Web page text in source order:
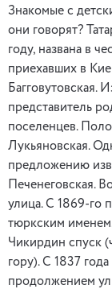
Знакомые с
они говорят?
году, названа в
приехавших в
Багговутовская.
представитель
поселенцев.
Лукьяновская.
предложению
Печенеговская.
улица. С 1869-го
тюркским
Чикирдин спуск
гору). С 1837
продолжением